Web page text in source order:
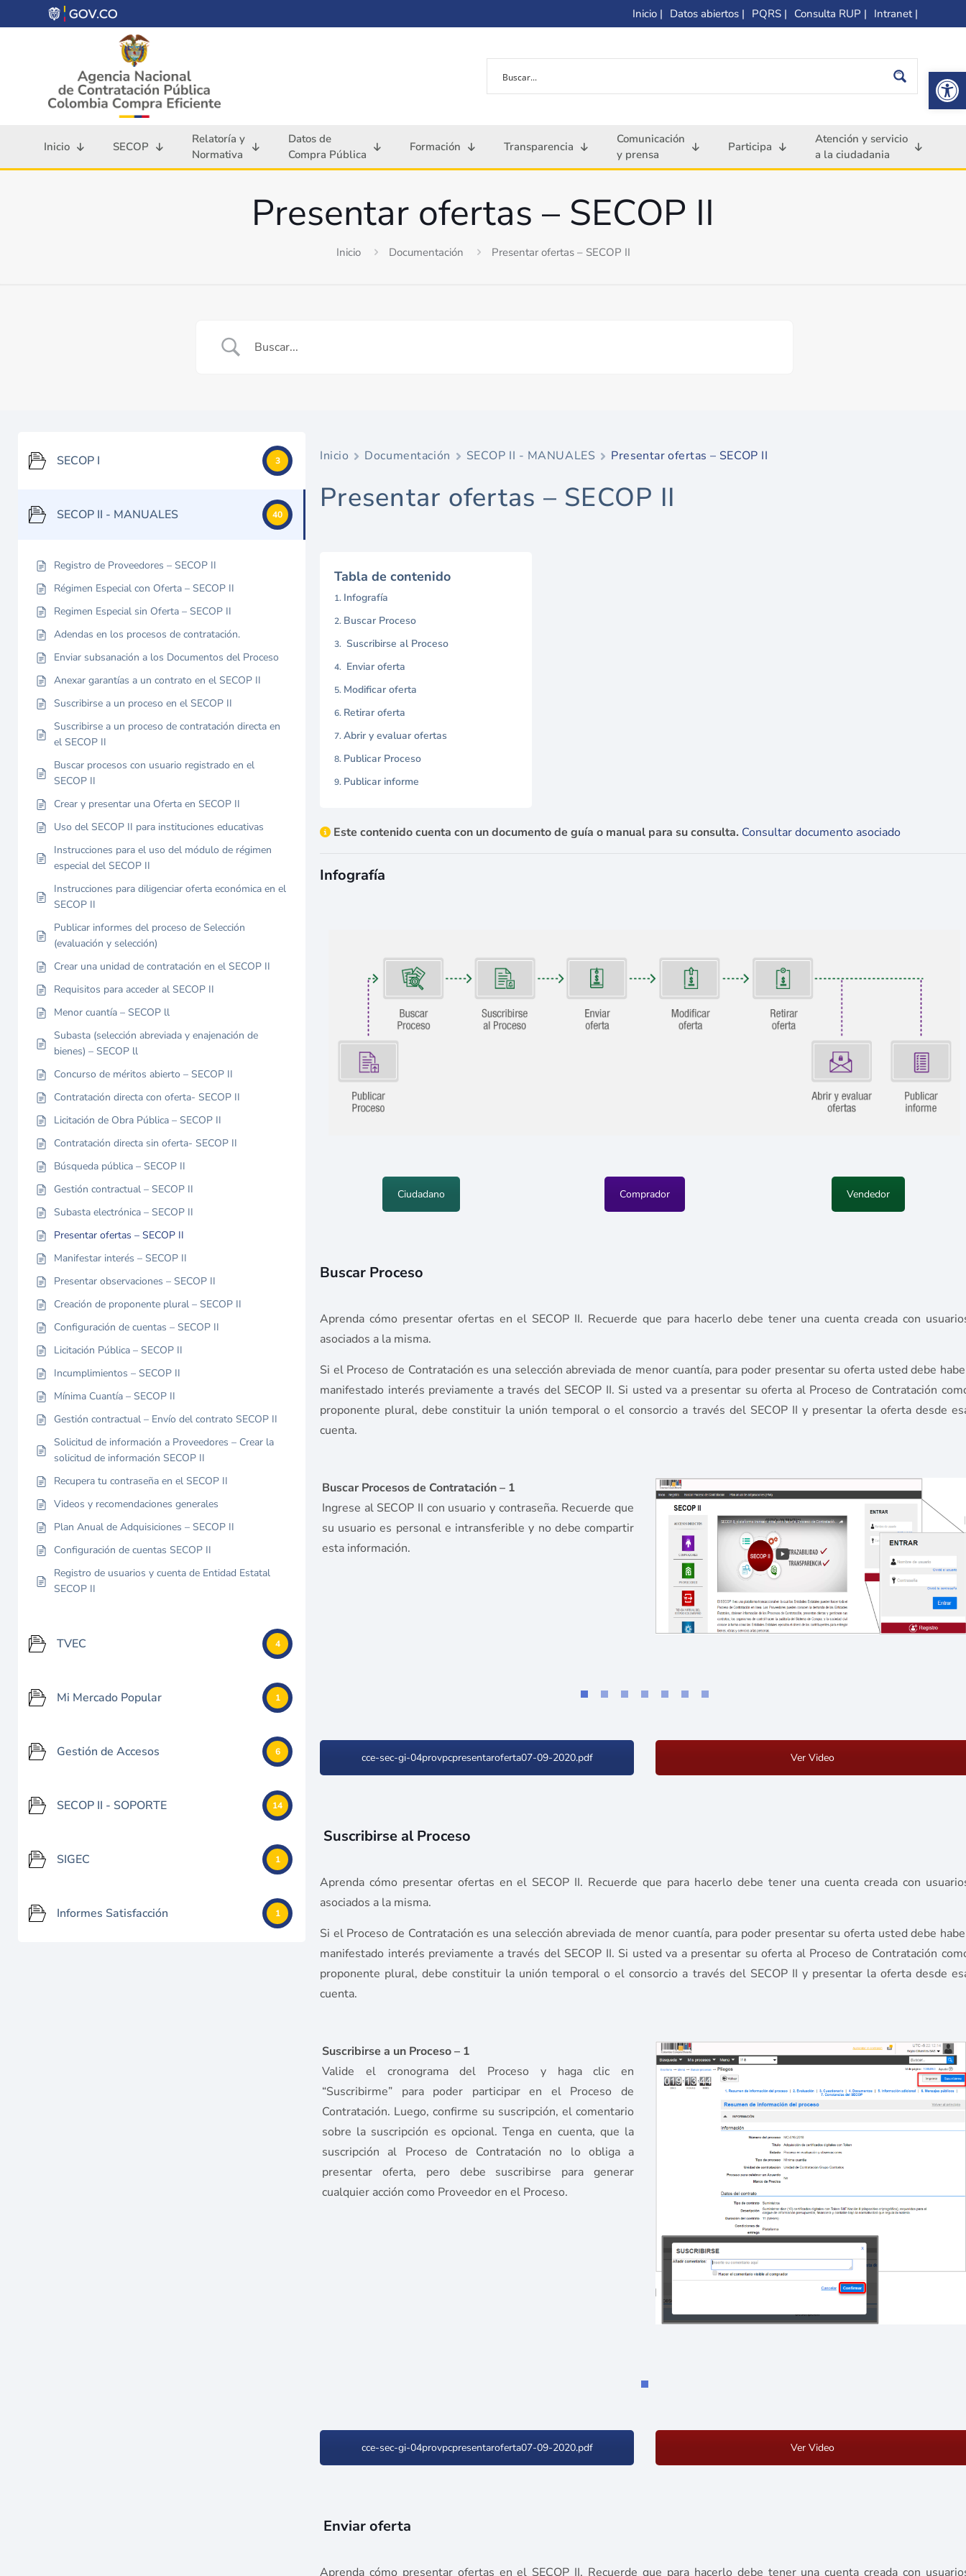
Inicio | Datos abiertos | PQRS | Consulta RUP | Intranet |
Inicio SECOP
Relatoría y
Normativa
Datos de
Compra Pública
Formación Transparencia
Comunicación
y prensa
Participa
Atención y servicio
a la ciudadania
Presentar ofertas – SECOP II
Inicio Documentación Presentar ofertas – SECOP II
SECOP I 3
SECOP II - MANUALES 40
Registro de Proveedores – SECOP II
Régimen Especial con Oferta – SECOP II
Regimen Especial sin Oferta – SECOP II
Adendas en los procesos de contratación.
Enviar subsanación a los Documentos del Proceso
Anexar garantías a un contrato en el SECOP II
Suscribirse a un proceso en el SECOP II
Suscribirse a un proceso de contratación directa en
el SECOP II
Buscar procesos con usuario registrado en el
SECOP II
Crear y presentar una Oferta en SECOP II
Uso del SECOP II para instituciones educativas
Instrucciones para el uso del módulo de régimen
especial del SECOP II
Instrucciones para diligenciar oferta económica en el
SECOP II
Publicar informes del proceso de Selección
(evaluación y selección)
Crear una unidad de contratación en el SECOP II
Requisitos para acceder al SECOP II
Menor cuantía – SECOP ll
Subasta (selección abreviada y enajenación de
bienes) – SECOP ll
Concurso de méritos abierto – SECOP II
Contratación directa con oferta- SECOP II
Licitación de Obra Pública – SECOP II
Contratación directa sin oferta- SECOP II
Búsqueda pública – SECOP II
Gestión contractual – SECOP II
Subasta electrónica – SECOP II
Presentar ofertas – SECOP II
Manifestar interés – SECOP II
Presentar observaciones – SECOP II
Creación de proponente plural – SECOP II
Configuración de cuentas – SECOP II
Licitación Pública – SECOP II
Incumplimientos – SECOP II
Mínima Cuantía – SECOP II
Gestión contractual – Envío del contrato SECOP II
Solicitud de información a Proveedores – Crear la
solicitud de información SECOP II
Recupera tu contraseña en el SECOP II
Videos y recomendaciones generales
Plan Anual de Adquisiciones – SECOP II
Configuración de cuentas SECOP II
Registro de usuarios y cuenta de Entidad Estatal
SECOP II
TVEC 4
Mi Mercado Popular 1
Gestión de Accesos 6
SECOP II - SOPORTE 14
SIGEC 1
Informes Satisfacción 1
Inicio Documentación SECOP II - MANUALES Presentar ofertas – SECOP II
Presentar ofertas – SECOP II
Tabla de contenido
Infografía
Buscar Proceso
Suscribirse al Proceso
Enviar oferta
Modificar oferta
Retirar oferta
Abrir y evaluar ofertas
Publicar Proceso
Publicar informe
Este contenido cuenta con un documento de guía o manual para su consulta. Consultar documento asociado
Infografía
Ciudadano Comprador Vendedor
Buscar Proceso
Aprenda cómo presentar ofertas en el SECOP II. Recuerde que para hacerlo debe tener una cuenta creada con
asociados a la misma.
Si el Proceso de Contratación es una selección abreviada de menor cuantía, para poder presentar su oferta usted debe
manifestado interés previamente a través del SECOP II. Si usted va a presentar su oferta al Proceso de Contratación
proponente plural, debe constituir la unión temporal o el consorcio a través del SECOP II y presentar la oferta desde
cuenta.
Buscar Procesos de Contratación – 1
Ingrese al SECOP II con usuario y contraseña. Recuerde que
su usuario es personal e intransferible y no debe compartir
esta información.
cce-sec-gi-04provpcpresentaroferta07-09-2020.pdf Ver Video
Suscribirse al Proceso
Aprenda cómo presentar ofertas en el SECOP II. Recuerde que para hacerlo debe tener una cuenta creada con
asociados a la misma.
Si el Proceso de Contratación es una selección abreviada de menor cuantía, para poder presentar su oferta usted debe
manifestado interés previamente a través del SECOP II. Si usted va a presentar su oferta al Proceso de Contratación
proponente plural, debe constituir la unión temporal o el consorcio a través del SECOP II y presentar la oferta desde
cuenta.
Suscribirse a un Proceso – 1
Valide el cronograma del Proceso y haga clic en
“Suscribirme” para poder participar en el Proceso de
Contratación. Luego, confirme su suscripción, el comentario
sobre la suscripción es opcional. Tenga en cuenta, que la
suscripción al Proceso de Contratación no lo obliga a
presentar oferta, pero debe suscribirse para generar
cualquier acción como Proveedor en el Proceso.
cce-sec-gi-04provpcpresentaroferta07-09-2020.pdf Ver Video
Enviar oferta
Aprenda cómo presentar ofertas en el SECOP II. Recuerde que para hacerlo debe tener una cuenta creada con